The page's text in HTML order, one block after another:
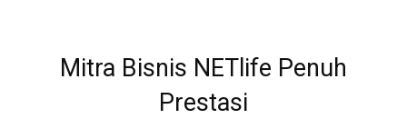
Mitra Bisnis NETlife Penuh
Prestasi